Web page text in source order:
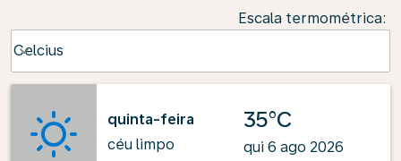
Escala termométrica:
Celcius
keyboard_arrow_down
quinta-feira
céu limpo
35°C
qui 6 ago 2026